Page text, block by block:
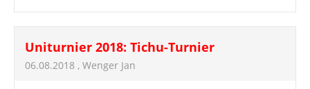
Uniturnier 2018: Tichu-Turnier
06.08.2018 , Wenger Jan